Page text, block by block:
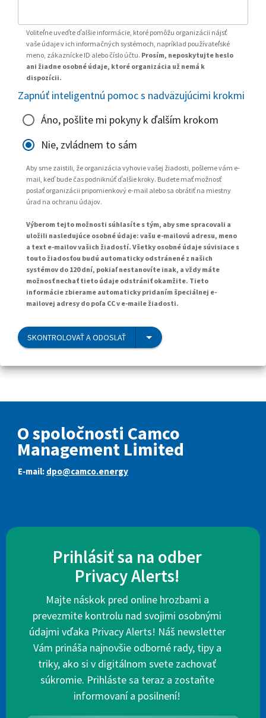
Voliteľne uveďte ďalšie informácie, ktoré pomôžu organizácii nájsť
vaše údaje v ich informačných systémoch, napríklad používateľské
meno, zákaznícke ID alebo číslo účtu. Prosím, neposkytujte heslo
ani žiadne osobné údaje, ktoré organizácia už nemá k
dispozícii.
Zapnúť inteligentnú pomoc s nadväzujúcimi krokmi
Áno, pošlite mi pokyny k ďalším krokom
Nie, zvládnem to sám
Aby sme zaistili, že organizácia vyhovie vašej žiadosti, pošleme vám e-
mail, keď bude čas podniknúť ďalšie kroky. Budete mať možnosť
poslať organizácii pripomienkový e-mail alebo sa obrátiť na miestny
úrad na ochranu údajov.
Výberom tejto možnosti súhlasíte s tým, aby sme spracovali a
uložili nasledujúce osobné údaje: vašu e-mailovú adresu, meno
a text e-mailov vašich žiadostí. Všetky osobné údaje súvisiace s
touto žiadosťou budú automaticky odstránené z našich
systémov do 120 dní, pokiaľ nestanovíte inak, a vždy máte
možnosť nechať tieto údaje odstrániť okamžite. Tieto
informácie zbierame automaticky pridaním špeciálnej e-
mailovej adresy do poľa CC v e-maile žiadosti.
SKONTROLOVAŤ A ODOSLAŤ
O spoločnosti Camco
Management Limited
E‑mail: dpo@camco.energy
Prihlásiť sa na odber
Privacy Alerts!
Majte náskok pred online hrozbami a
prevezmite kontrolu nad svojimi osobnými
údajmi vďaka Privacy Alerts! Náš newsletter
Vám prináša najnovšie odborné rady, tipy a
triky, ako si v digitálnom svete zachovať
súkromie. Prihláste sa teraz a zostaňte
informovaní a posilnení!